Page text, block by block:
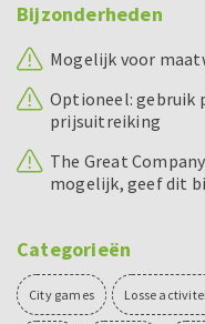
Bijzonderheden
Mogelijk voor
Optioneel: gebruik
prijsuitreiking
The Great
mogelijk, geef dit
Categorieën
City games Losse